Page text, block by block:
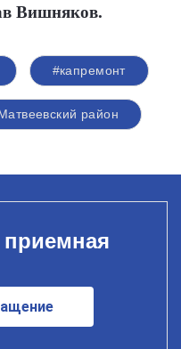
Вишняков.
#капремонт
район